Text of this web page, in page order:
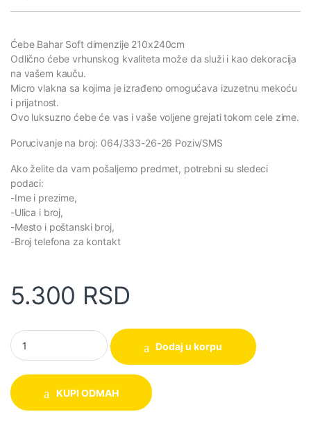
Ćebe Bahar Soft dimenzije 210x240cm
Odlično ćebe vrhunskog kvaliteta može da služi i kao dekoracija
na vašem kauču.
Micro vlakna sa kojima je izrađeno omogućava izuzetnu mekoću
i prijatnost.
Ovo luksuzno ćebe će vas i vaše voljene grejati tokom cele zime.
Porucivanje na broj: 064/333-26-26 Poziv/SMS
Ako želite da vam pošaljemo predmet, potrebni su sledeci
podaci:
-Ime i prezime,
-Ulica i broj,
-Mesto i poštanski broj,
-Broj telefona za kontakt
5.300 RSD
Ćebe Bahar Soft francuski ležaj Bež quantity
Dodaj u korpu
KUPI ODMAH